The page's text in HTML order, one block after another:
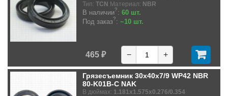
Тип: TCN Материал: NBR
В наличии?: 60 шт.
Под заказ?: ~10 шт.
465 ₽ − +
Грязесъемник 30x40x7/9 WP42 NBR
80-K01B-C NAK
В дюймах: 1.181x1.575x0.276/0.354